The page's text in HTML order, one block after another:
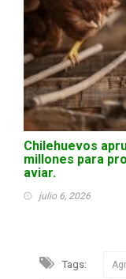
Chilehuevos
millones para
aviar.
julio 6, 2026
Tags: